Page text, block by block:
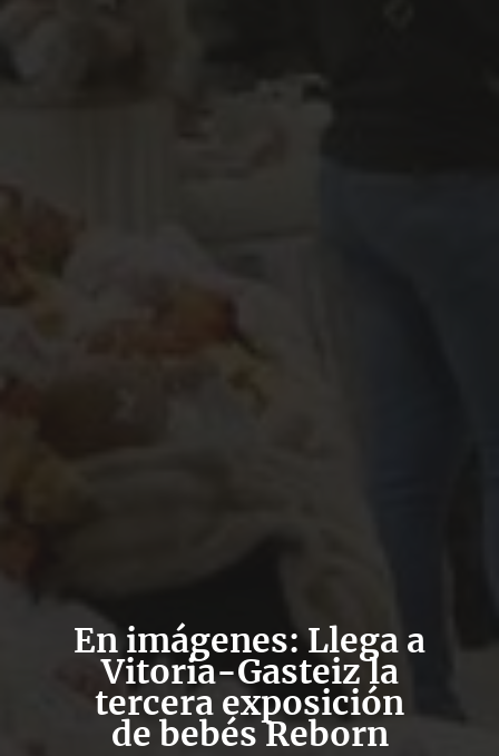
En imágenes: Llega a
Vitoria-Gasteiz la
tercera exposición
de bebés Reborn